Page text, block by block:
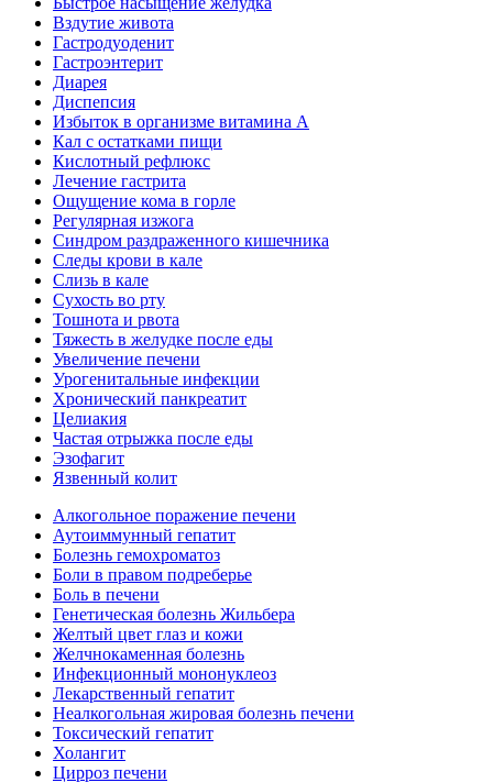
Вздутие живота
Гастродуоденит
Гастроэнтерит
Диарея
Диспепсия
Избыток в организме витамина А
Кал с остатками пищи
Кислотный рефлюкс
Лечение гастрита
Ощущение кома в горле
Регулярная изжога
Синдром раздраженного кишечника
Следы крови в кале
Слизь в кале
Сухость во рту
Тошнота и рвота
Тяжесть в желудке после еды
Увеличение печени
Урогенитальные инфекции
Хронический панкреатит
Целиакия
Частая отрыжка после еды
Эзофагит
Язвенный колит
Алкогольное поражение печени
Аутоиммунный гепатит
Болезнь гемохроматоз
Боли в правом подреберье
Боль в печени
Генетическая болезнь Жильбера
Желтый цвет глаз и кожи
Желчнокаменная болезнь
Инфекционный мононуклеоз
Лекарственный гепатит
Неалкогольная жировая болезнь печени
Токсический гепатит
Холангит
Цирроз печени